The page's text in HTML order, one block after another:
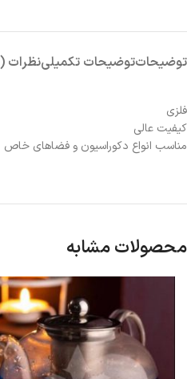
توضیحاتتوضیحات تکمیلینظرات (0)
فلزی
کیفیت عالی
مناسب انواع دکوراسیون و فضاهای خاص
محصولات مشابه